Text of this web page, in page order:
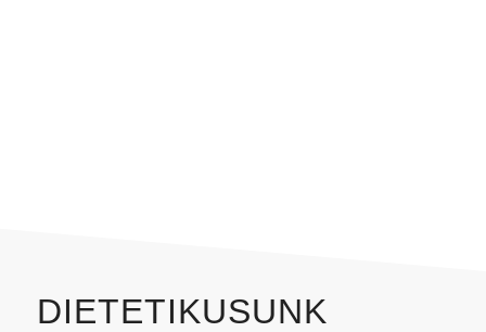
DIETETIKUSUNK